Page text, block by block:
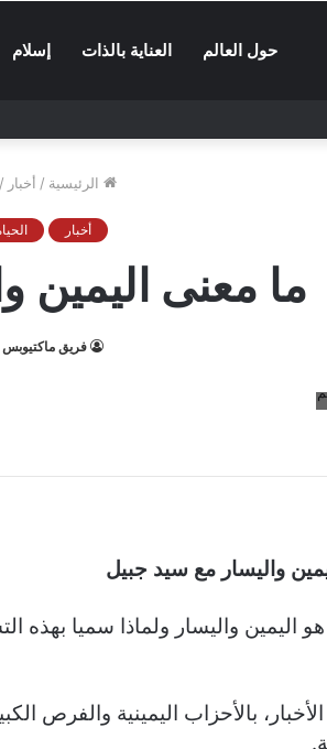
حول العالم العناية بالذات إسلام
الرئيسية / أخبار /
أخبار
ما معنى اليمين
فريق ماكتيوبس
واليسار مع سيد جبيل
اليمين واليسار ولماذا سميا بهذه
بالأحزاب اليمينية والفرص